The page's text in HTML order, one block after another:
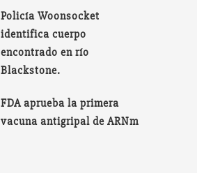
Policía Woonsocket
identifica cuerpo
encontrado en río
Blackstone.
FDA aprueba la primera
vacuna antigripal de ARNm